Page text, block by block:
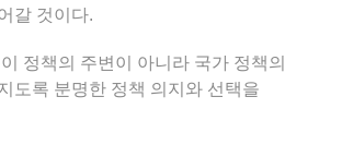
갈 것이다.
정책의 주변이 아니라 국가 정책의
도록 분명한 정책 의지와 선택을